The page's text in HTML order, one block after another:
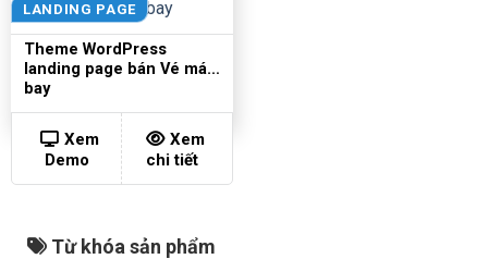
LANDING PAGE
Theme WordPress
landing page bán Vé máy
bay
Xem
Demo
Xem
chi tiết
Từ khóa sản phẩm